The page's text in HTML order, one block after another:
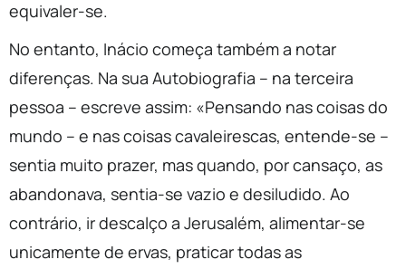
equivaler-se.
No entanto, Inácio começa também a notar
diferenças. Na sua Autobiografia – na terceira
pessoa – escreve assim: «Pensando nas coisas do
mundo – e nas coisas cavaleirescas, entende-se –
sentia muito prazer, mas quando, por cansaço, as
abandonava, sentia-se vazio e desiludido. Ao
contrário, ir descalço a Jerusalém, alimentar-se
unicamente de ervas, praticar todas as